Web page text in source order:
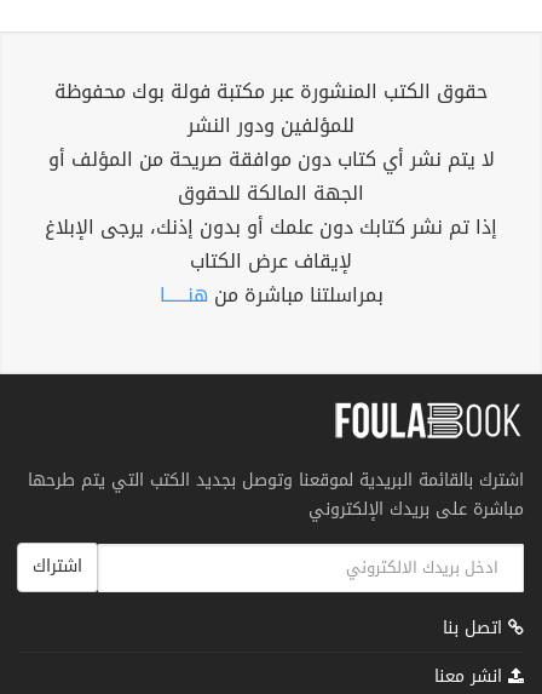
حقوق الكتب المنشورة عبر مكتبة فولة بوك محفوظة
للمؤلفين ودور النشر
لا يتم نشر أي كتاب دون موافقة صريحة من المؤلف أو
الجهة المالكة للحقوق
إذا تم نشر كتابك دون علمك أو بدون إذنك، يرجى الإبلاغ
لإيقاف عرض الكتاب
بمراسلتنا مباشرة من هنــــــا
اشترك بالقائمة البريدية لموقعنا وتوصل بجديد الكتب التي يتم طرحها
مباشرة على بريدك الإلكتروني
اشتراك
اتصل بنا
انشر معنا